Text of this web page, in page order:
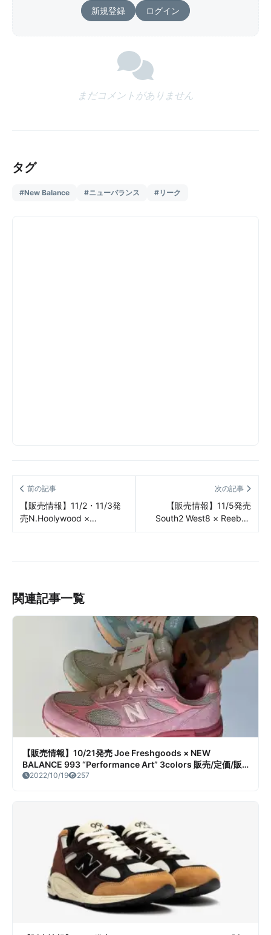
新規登録 ログイン
まだコメントがありません
タグ
#New Balance #ニューバランス #リーク
前の記事
【販売情報】11/2・11/3発
売N.Hoolywood ×
次の記事
【販売情報】11/5発売
South2 West8 × Reebok
関連記事一覧
【販売情報】10/21発売 Joe Freshgoods × NEW
BALANCE 993 “Performance Art” 3colors 販売/定価/販
売店舗まとめ
2022/10/19 257